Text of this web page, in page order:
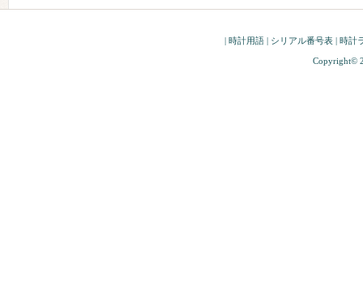
| 時計用語 | シリアル番号表 | 時計
Copyright©